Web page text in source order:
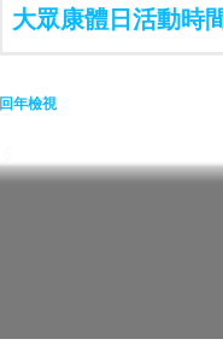
大眾康體日活動時
回年檢視